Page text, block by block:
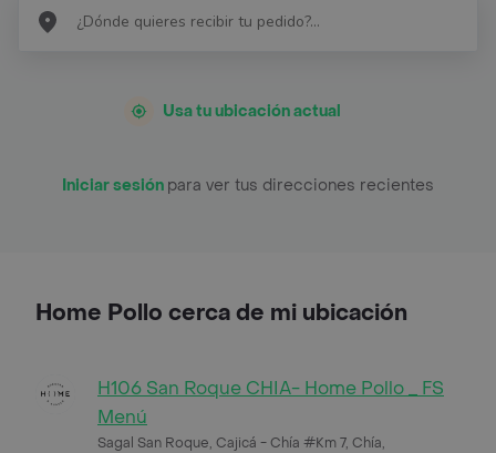
Usa tu ubicación actual
Iniciar sesión para ver tus direcciones recientes
Home Pollo cerca de mi ubicación
H106 San Roque CHIA- Home Pollo _ FS
Menú
Sagal San Roque, Cajicá - Chía #Km 7, Chía,